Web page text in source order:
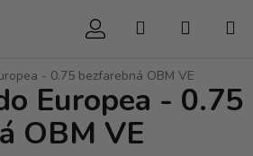
Hľadať
- 0.75 bezfarebná OBM VE
Europea - 0.75
OBM VE